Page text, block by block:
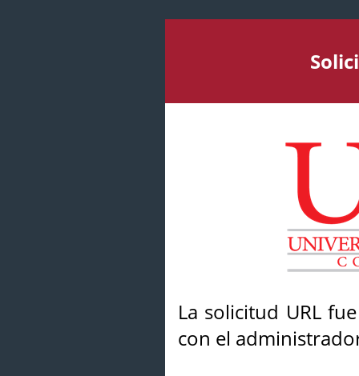
La solicitud URL
con el